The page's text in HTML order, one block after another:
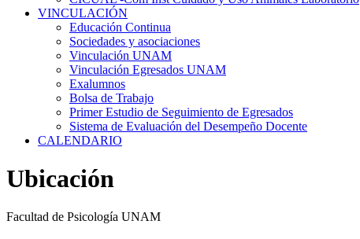
VINCULACIÓN
Educación Continua
Sociedades y asociaciones
Vinculación UNAM
Vinculación Egresados UNAM
Exalumnos
Bolsa de Trabajo
Primer Estudio de Seguimiento de Egresados
Sistema de Evaluación del Desempeño Docente
CALENDARIO
Ubicación
Facultad de Psicología UNAM